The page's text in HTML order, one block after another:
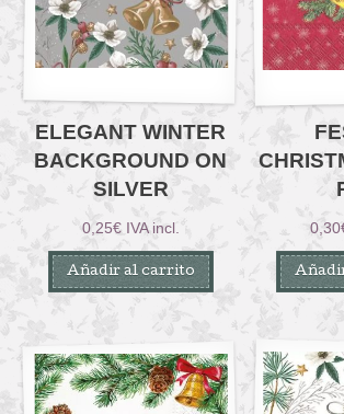
ELEGANT WINTER
BACKGROUND ON
SILVER
0,25€ IVA incl.
Añadir al carrito
0,30